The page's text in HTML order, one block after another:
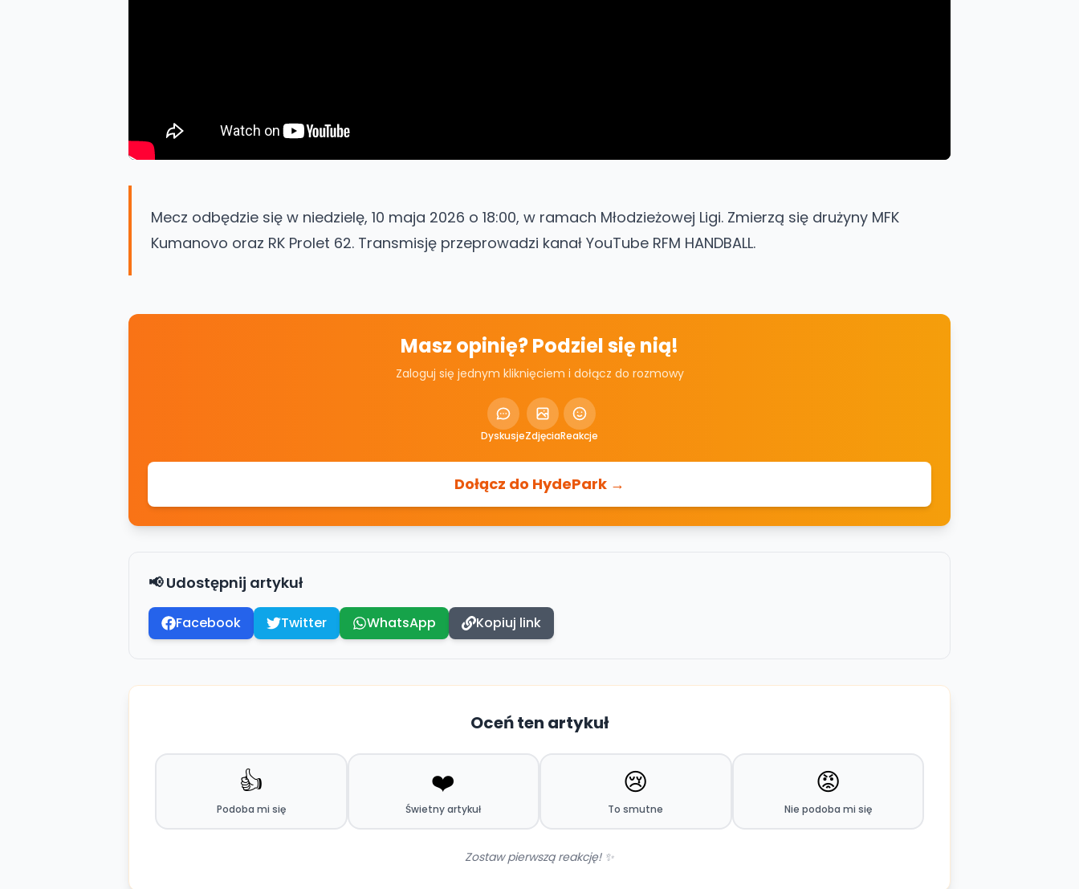
Mecz odbędzie się w niedzielę, 10 maja 2026 o 18:00, w ramach Młodzieżowej Ligi. Zmierzą się drużyny MFK
Kumanovo oraz RK Prolet 62. Transmisję przeprowadzi kanał YouTube RFM HANDBALL.
Masz opinię? Podziel się nią!
Zaloguj się jednym kliknięciem i dołącz do rozmowy
DyskusjeZdjęciaReakcje
Dołącz do HydePark →
📢 Udostępnij artykuł
Facebook Twitter WhatsApp Kopiuj link
Oceń ten artykuł
👍
Podoba mi się
❤️
Świetny artykuł
😢
To smutne
😡
Nie podoba mi się
Zostaw pierwszą reakcję! ✨